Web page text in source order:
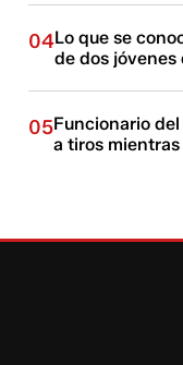
04Lo que se
de dos jóvenes
05Funcionario
a tiros